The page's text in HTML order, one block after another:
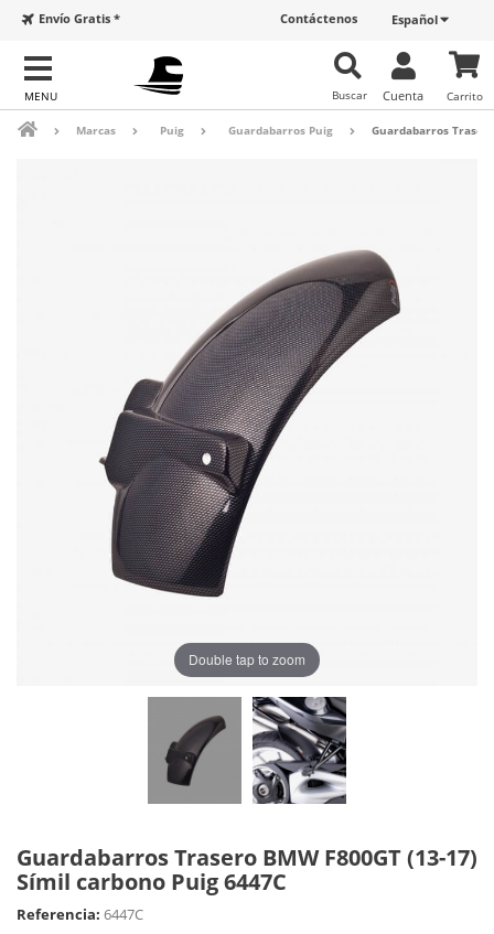
Español
Contáctenos
Envío Gratis *
Carrito
Cuenta
Buscar
Marcas Puig Guardabarros Puig Guardabarros
Double tap to zoom
Guardabarros Trasero BMW F800GT (13-17)
Símil carbono Puig 6447C
Referencia: 6447C